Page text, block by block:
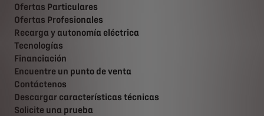
Ofertas Particulares
Ofertas Profesionales
Recarga y autonomía eléctrica
Tecnologías
Financiación
Encuentre un punto de venta
Contáctenos
Descargar características técnicas
Solicite una prueba